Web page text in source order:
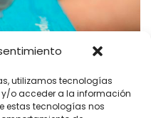
utilizamos tecnologías
o acceder a la información
estas tecnologías nos